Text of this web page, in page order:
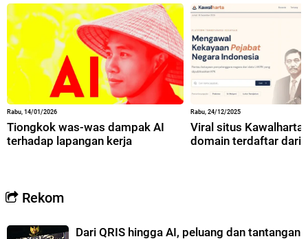
Rabu, 14/01/2026
Tiongkok was-was dampak AI
terhadap lapangan kerja
Rabu, 24/12/2025
Viral situs
domain terdaftar dari
Rekom
Dari QRIS hingga AI, peluang dan tantangan